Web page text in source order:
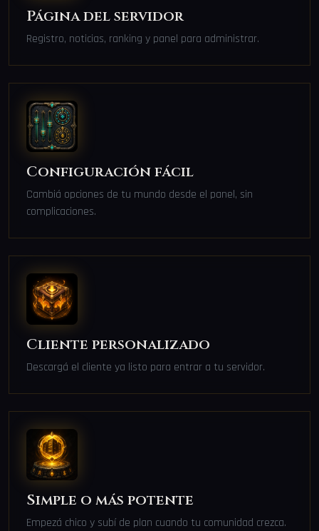
Página del servidor
Registro, noticias, ranking y panel para administrar.
Configuración fácil
Cambiá opciones de tu mundo desde el panel, sin
complicaciones.
Cliente personalizado
Descargá el cliente ya listo para entrar a tu servidor.
Simple o más potente
Empezá chico y subí de plan cuando tu comunidad crezca.